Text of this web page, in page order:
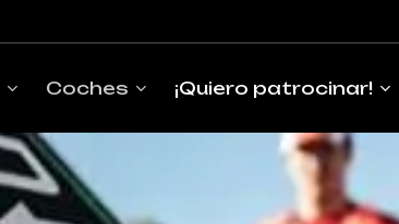
Coches ¡Quiero patrocinar!